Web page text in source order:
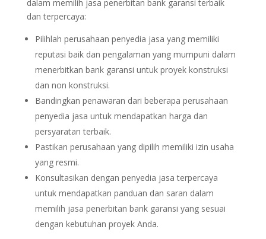
dalam memilih jasa penerbitan bank garansi terbaik
dan terpercaya:
Pilihlah perusahaan penyedia jasa yang memiliki
reputasi baik dan pengalaman yang mumpuni dalam
menerbitkan bank garansi untuk proyek konstruksi
dan non konstruksi.
Bandingkan penawaran dari beberapa perusahaan
penyedia jasa untuk mendapatkan harga dan
persyaratan terbaik.
Pastikan perusahaan yang dipilih memiliki izin usaha
yang resmi.
Konsultasikan dengan penyedia jasa terpercaya
untuk mendapatkan panduan dan saran dalam
memilih jasa penerbitan bank garansi yang sesuai
dengan kebutuhan proyek Anda.